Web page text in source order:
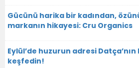
Gücünü harika bir kadından,
markanın hikayesi: Cru Organics
Eylül’de huzurun adresi
keşfedin!